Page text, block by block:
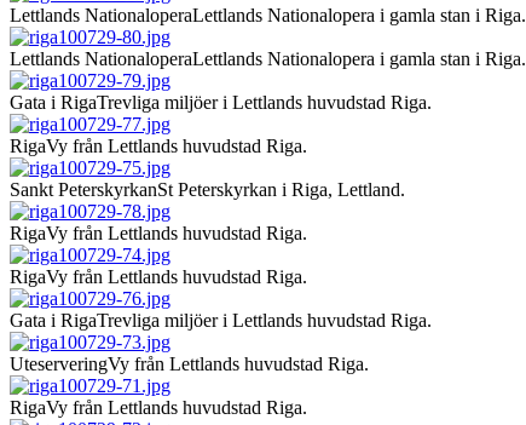
Lettlands NationaloperaLettlands Nationalopera i gamla stan i Riga.
Lettlands NationaloperaLettlands Nationalopera i gamla stan i Riga.
Gata i RigaTrevliga miljöer i Lettlands huvudstad Riga.
RigaVy från Lettlands huvudstad Riga.
Sankt PeterskyrkanSt Peterskyrkan i Riga, Lettland.
RigaVy från Lettlands huvudstad Riga.
RigaVy från Lettlands huvudstad Riga.
Gata i RigaTrevliga miljöer i Lettlands huvudstad Riga.
UteserveringVy från Lettlands huvudstad Riga.
RigaVy från Lettlands huvudstad Riga.